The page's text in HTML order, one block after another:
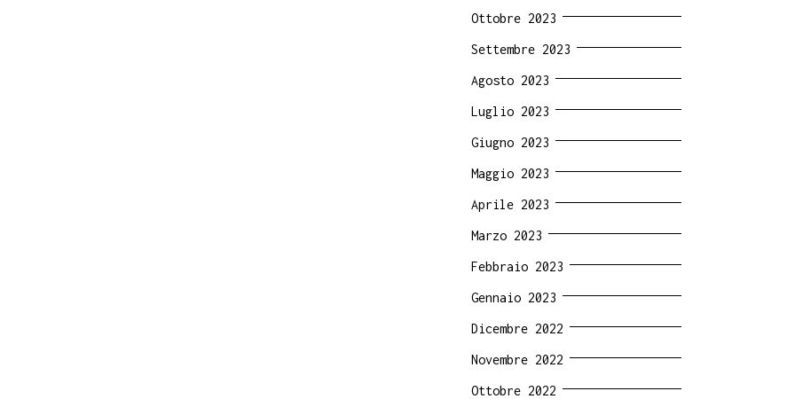
Ottobre 2023
Settembre 2023
Agosto 2023
Luglio 2023
Giugno 2023
Maggio 2023
Aprile 2023
Marzo 2023
Febbraio 2023
Gennaio 2023
Dicembre 2022
Novembre 2022
Ottobre 2022